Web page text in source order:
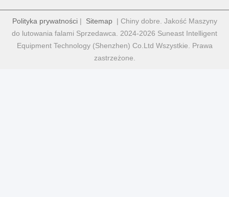
Polityka prywatności| Sitemap| Chiny dobre. Jakość Maszyny
do lutowania falami Sprzedawca. 2024-2026 Suneast Intelligent
Equipment Technology (Shenzhen) Co.Ltd Wszystkie. Prawa
zastrzeżone.